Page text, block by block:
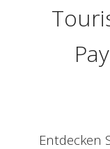
Entdecken